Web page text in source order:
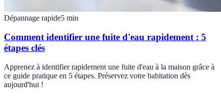
Dépannage rapide5 min
Comment identifier une fuite d'eau rapidement : 5
étapes clés
Apprenez à identifier rapidement une fuite d'eau à la maison grâce à
ce guide pratique en 5 étapes. Préservez votre habitation dès
aujourd'hui !